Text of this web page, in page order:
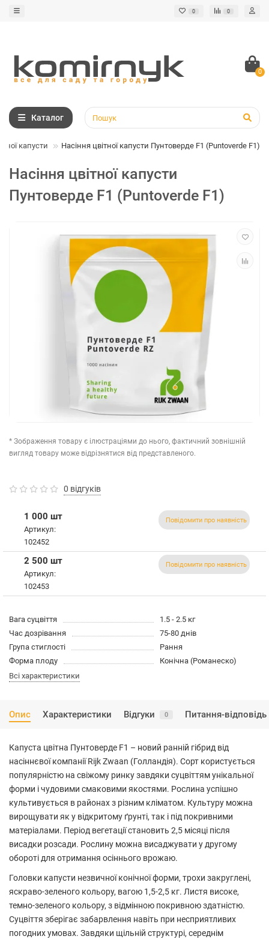
0 0
0
Каталог
капусти Насіння цвітної капусти Пунтоверде F1 (Puntoverde F1)
Насіння цвітної капусти
Пунтоверде F1 (Puntoverde F1)
* Зображення товару є ілюстраціями до нього, фактичний зовнішній
вигляд товару може відрізнятися від представленого.
0 відгуків
1 000 шт
Артикул:
102452
Повідомити про наявність
2 500 шт
Артикул:
102453
Повідомити про наявність
Вага суцвіття
1.5 - 2.5 кг
Час дозрівання
75-80 днів
Група стиглості
Рання
Форма плоду
Конічна (Романеско)
Всі характеристики
Опис Характеристики Відгуки 0 Питання-відповідь
Капуста цвітна Пунтоверде F1 – новий ранній гібрид від
насіннєвої компанії Rijk Zwaan (Голландія). Сорт користується
популярністю на свіжому ринку завдяки суцвіттям унікальної
форми і чудовими смаковими якостями. Рослина успішно
культивується в районах з різним кліматом. Культуру можна
вирощувати як у відкритому ґрунті, так і під покривними
матеріалами. Період вегетації становить 2,5 місяці після
висадки розсади. Рослину можна висаджувати у другому
обороті для отримання осіннього врожаю.
Головки капусти незвичної конічної форми, трохи закруглені,
яскраво-зеленого кольору, вагою 1,5-2,5 кг. Листя високе,
темно-зеленого кольору, з відмінною покривною здатністю.
Суцвіття зберігає забарвлення навіть при несприятливих
погодних умовах. Завдяки щільній структурі, середнім